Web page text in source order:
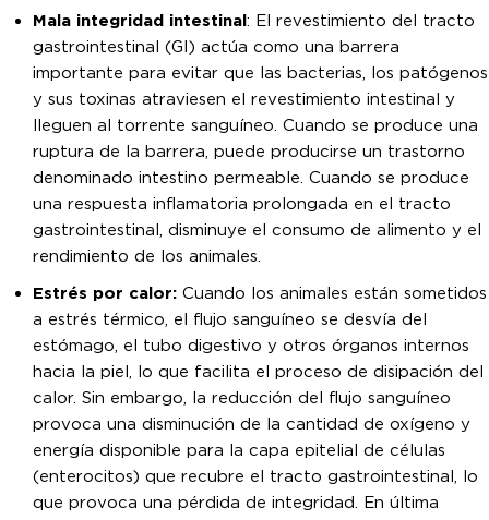
Mala integridad intestinal: El revestimiento del tracto
gastrointestinal (GI) actúa como una barrera
importante para evitar que las bacterias, los patógenos
y sus toxinas atraviesen el revestimiento intestinal y
lleguen al torrente sanguíneo. Cuando se produce una
ruptura de la barrera, puede producirse un trastorno
denominado intestino permeable. Cuando se produce
una respuesta inflamatoria prolongada en el tracto
gastrointestinal, disminuye el consumo de alimento y el
rendimiento de los animales.
Estrés por calor: Cuando los animales están sometidos
a estrés térmico, el flujo sanguíneo se desvía del
estómago, el tubo digestivo y otros órganos internos
hacia la piel, lo que facilita el proceso de disipación del
calor. Sin embargo, la reducción del flujo sanguíneo
provoca una disminución de la cantidad de oxígeno y
energía disponible para la capa epitelial de células
(enterocitos) que recubre el tracto gastrointestinal, lo
que provoca una pérdida de integridad. En última